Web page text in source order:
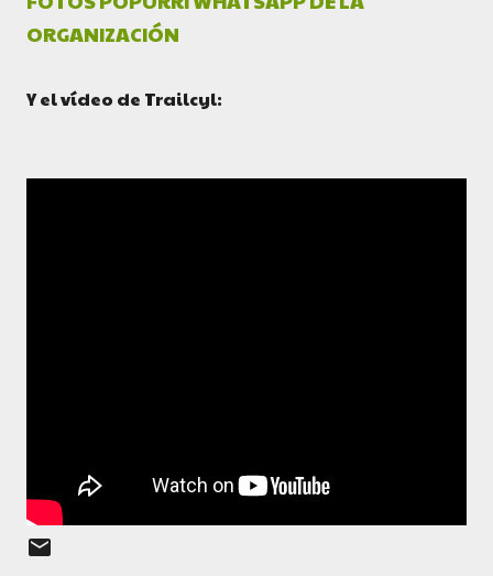
ORGANIZACIÓN
Y el vídeo de Trailcyl: